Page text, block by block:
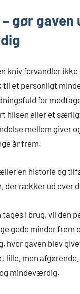
gør gaven
kniv forvandler
et personligt
for
hilsen eller et
mellem giver
år frem.
en historie og
der rækker ud over
tages i brug, vil den
gode minder frem
hvor gaven blev
lille, men
mindeværdig.